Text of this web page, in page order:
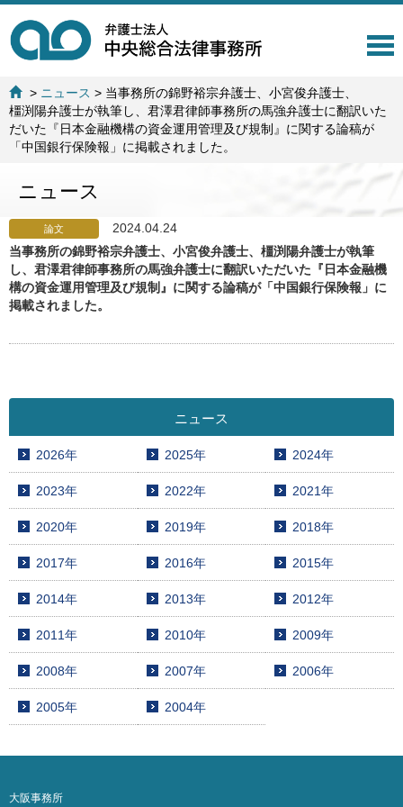
T
l
i
o
> ニュース > 当事務所の錦野裕宗弁護士、小宮俊弁護士、
橿渕陽弁護士が執筆し、君澤君律師事務所の馬強弁護士に翻訳いた
だいた『日本金融機構の資金運用管理及び規制』に関する論稿が
「中国銀行保険報」に掲載されました。
ニュース
論文
2024.04.24
当事務所の錦野裕宗弁護士、小宮俊弁護士、橿渕陽弁護士が執筆
し、君澤君律師事務所の馬強弁護士に翻訳いただいた『日本金融機
構の資金運用管理及び規制』に関する論稿が「中国銀行保険報」に
掲載されました。
ニュース
2026年 2025年 2024年
2023年 2022年 2021年
2020年 2019年 2018年
2017年 2016年 2015年
2014年 2013年 2012年
2011年 2010年 2009年
2008年 2007年 2006年
2005年 2004年
大阪事務所